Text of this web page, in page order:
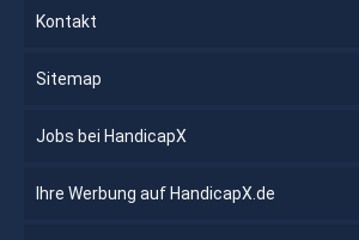
Kontakt
Sitemap
Jobs bei HandicapX
Ihre Werbung auf HandicapX.de